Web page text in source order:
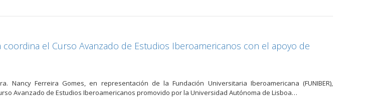
coordina el Curso Avanzado de Estudios Iberoamericanos con el apoyo de
Nancy Ferreira Gomes, en representación de la Fundación Universitaria Iberoamericana (FUNIBER),
Avanzado de Estudios Iberoamericanos promovido por la Universidad Autónoma de Lisboa…